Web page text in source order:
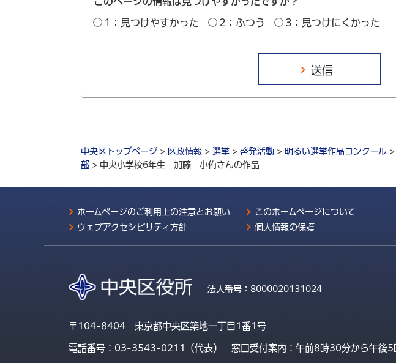
1：見つけやすかった 2：ふつう 3：見つけにくかった
中央区トップページ > 区政情報 > 選挙 > 啓発活動 > 明るい選挙作品コンクール >
部 > 中央小学校6年生 加藤 小侑さんの作品
ホームページのご利用上の注意とお願い このホームページについて
ウェブアクセシビリティ方針
個人情報の保護
法人番号： 8000020131024
〒104-8404 東京都中央区築地一丁目1番1号
電話番号：03-3543-0211（代表） 窓口受付案内：午前8時30分から午後5